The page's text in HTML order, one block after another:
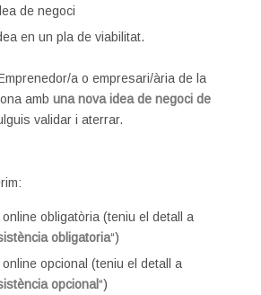
de negoci
en un pla de viabilitat.
a o empresari/ària de la
amb una nova idea de negoci de
validar i aterrar.
obligatòria (teniu el detall a
obligatoria“)
opcional (teniu el detall a
opcional“)